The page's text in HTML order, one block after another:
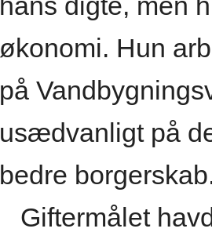
økonomi. Hun
på
usædvanligt på
bedre
Giftermålet